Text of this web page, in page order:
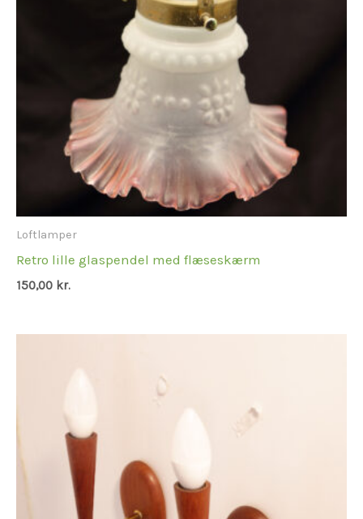
Loftlamper
Retro lille glaspendel med flæseskærm
150,00 kr.